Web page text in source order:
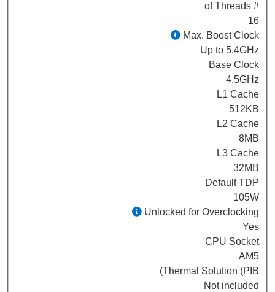
# of Threads
16
Max. Boost Clock
Up to 5.4GHz
Base Clock
4.5GHz
L1 Cache
512KB
L2 Cache
8MB
L3 Cache
32MB
Default TDP
105W
Unlocked for Overclocking
Yes
CPU Socket
AM5
Thermal Solution (PIB)
Not included